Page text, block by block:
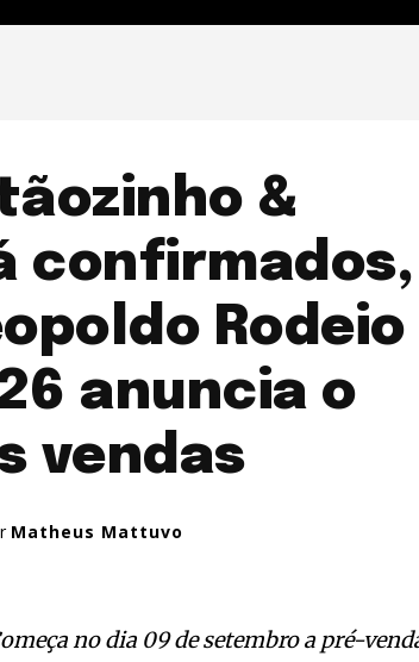
&
confirmados,
Rodeio
anuncia o
vendas
Matheus Mattuvo
no dia 09 de setembro a pré-